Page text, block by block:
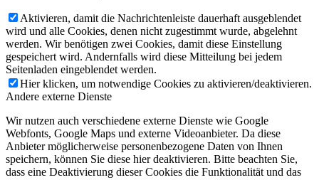
Aktivieren, damit die Nachrichtenleiste dauerhaft ausgeblendet
wird und alle Cookies, denen nicht zugestimmt wurde, abgelehnt
werden. Wir benötigen zwei Cookies, damit diese Einstellung
gespeichert wird. Andernfalls wird diese Mitteilung bei jedem
Seitenladen eingeblendet werden.
Hier klicken, um notwendige Cookies zu aktivieren/deaktivieren.
Andere externe Dienste
Wir nutzen auch verschiedene externe Dienste wie Google
Webfonts, Google Maps und externe Videoanbieter. Da diese
Anbieter möglicherweise personenbezogene Daten von Ihnen
speichern, können Sie diese hier deaktivieren. Bitte beachten Sie,
dass eine Deaktivierung dieser Cookies die Funktionalität und das